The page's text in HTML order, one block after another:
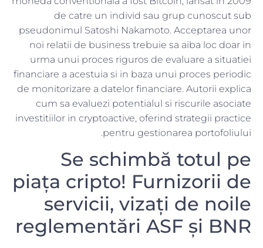
de catre un individ sau grup cunoscut sub
pseudonimul Satoshi Nakamoto. Acceptarea unor
noi relatii de business trebuie sa aiba loc doar in
urma unui proces riguros de evaluare a situatiei
financiare a acestuia si in baza unui proces periodic
de monitorizare a datelor financiare. Autorii explica
cum sa evaluezi potentialul si riscurile asociate
investitiilor in cryptoactive, oferind strategii practice
pentru gestionarea portofoliului.
Se schimbă totul pe
piața cripto! Furnizorii de
servicii, vizați de noile
reglementări ASF și BNR